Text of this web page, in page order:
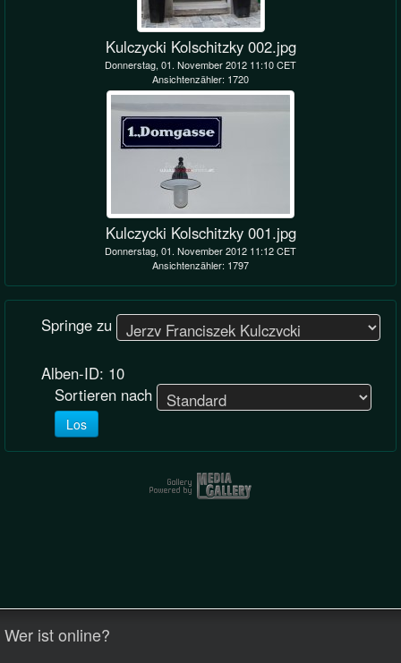
Kulczycki Kolschitzky 002.jpg
Donnerstag, 01. November 2012 11:10 CET
Ansichtenzähler: 1720
Kulczycki Kolschitzky 001.jpg
Donnerstag, 01. November 2012 11:12 CET
Ansichtenzähler: 1797
Springe zu
Alben-ID: 10
Sortieren nach
Los
Wer ist online?